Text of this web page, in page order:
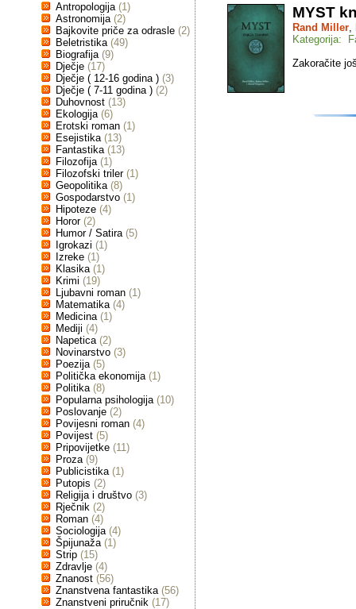
Antropologija (1)
Astronomija (2)
Bajkovite priče za odrasle (2)
Beletristika (49)
Biografija (9)
Dječje (17)
Dječje ( 12-16 godina ) (3)
Dječje ( 7-11 godina ) (2)
Duhovnost (13)
Ekologija (6)
Erotski roman (1)
Esejistika (13)
Fantastika (13)
Filozofija (1)
Filozofski triler (1)
Geopolitika (8)
Gospodarstvo (1)
Hipoteze (4)
Horor (2)
Humor / Satira (5)
Igrokazi (1)
Izreke (1)
Klasika (1)
Krimi (19)
Ljubavni roman (1)
Matematika (4)
Medicina (1)
Mediji (4)
Napetica (2)
Novinarstvo (3)
Poezija (5)
Politička ekonomija (1)
Politika (8)
Popularna psihologija (10)
Poslovanje (2)
Povijesni roman (4)
Povijest (5)
Pripovijetke (11)
Proza (9)
Publicistika (1)
Putopis (2)
Religija i društvo (3)
Rječnik (2)
Roman (4)
Sociologija (4)
Špijunaža (1)
Strip (15)
Zdravlje (4)
Znanost (56)
Znanstvena fantastika (56)
Znanstveni priručnik (17)
MYST
Rand Miller,
Kategorija:
Zakoračite